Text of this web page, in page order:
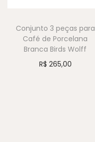
Conjunto 3 peças para
Café de Porcelana
Branca Birds Wolff
R$ 265,00